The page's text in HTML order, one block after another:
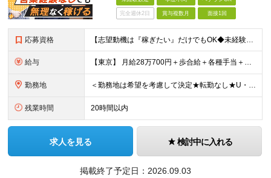
完全週休2日 賞与複数月 面接1回
応募資格 【志望動機は『稼ぎたい』だけでもOK◆未経験歓迎◆転職回数不問】 今回の募集は、今後の事業拡大に向けた 育成前提の"増員"募集です。 ★未経験歓迎！業界知識や経験は一切不問！ ★学歴不問・第二新卒
給与 【東京】 月給28万700円＋歩合給＋各種手当＋賞与年2回 ※固定残業代57,900円（36時間分）を含む 【大阪】 月給26万8200円＋歩合給＋各種手当＋賞与年2回 ※固定残業代55,400円（
勤務地 ＜勤務地は希望を考慮して決定★転勤なし★U・Ⅰターン歓迎＞ ※希望を考慮し、全国各エリアのいずれかの支店へ配属 【関東】 宇都宮支店／大宮支店／千葉支店 新宿支店／横浜支店／大和支店 【東海】 名
残業時間 20時間以内
求人を見る 検討中に入れる
掲載終了予定日： 2026.09.03